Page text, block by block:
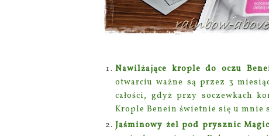
Nawilżające krople do oczu
otwarciu ważne są przez 3
całości, gdyż przy soczewkach
Krople Benein świetnie się u
Jaśminowy żel pod prysznic